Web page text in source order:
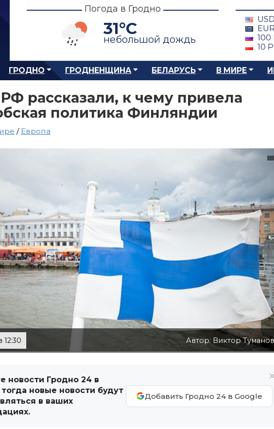
Погода в Гродно
31°C
небольшой дождь
100
10
ГРОДНО ГРОДНЕНЩИНА БЕЛАРУСЬ В МИРЕ
рассказали, к чему привела
политика Финляндии
/ Европа
12:30 Автор: Виктор Туманов
новости Гродно 24 в
новые новости будут
в ваших
Добавить Гродно 24 в Google